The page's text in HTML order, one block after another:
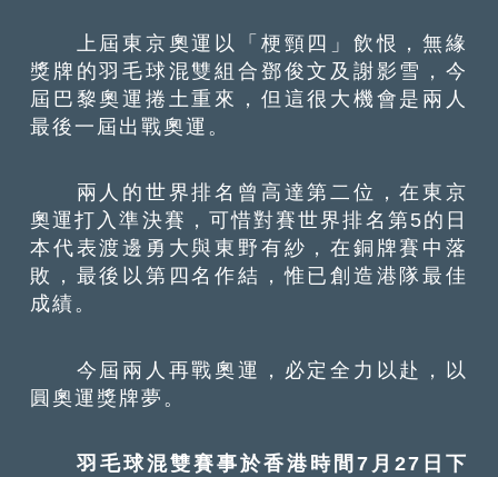
上屆東京奧運以「梗頸四」飲恨，無緣
獎牌的羽毛球混雙組合鄧俊文及謝影雪，今
屆巴黎奧運捲土重來，但這很大機會是兩人
最後一屆出戰奧運。
兩人的世界排名曾高達第二位，在東京
奧運打入準決賽，可惜對賽世界排名第5的日
本代表渡邊勇大與東野有紗，在銅牌賽中落
敗，最後以第四名作結，惟已創造港隊最佳
成績。
今屆兩人再戰奧運，必定全力以赴，以
圓奧運獎牌夢。
羽毛球混雙賽事於香港時間7月27日下